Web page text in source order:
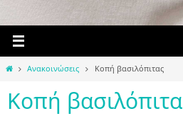
HomeΑνακοινώσεις Κοπή βασιλόπιτας
Κοπή